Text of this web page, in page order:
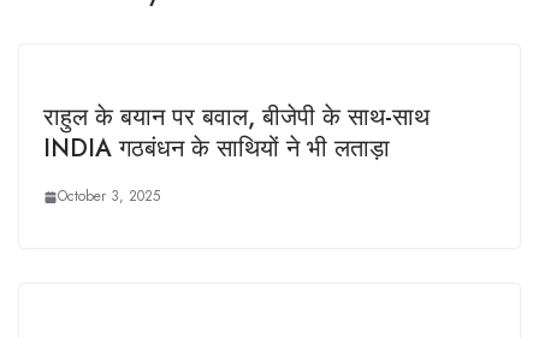
राहुल के बयान पर बवाल, बीजेपी के साथ-साथ
INDIA गठबंधन के साथियों ने भी लताड़ा
October 3, 2025